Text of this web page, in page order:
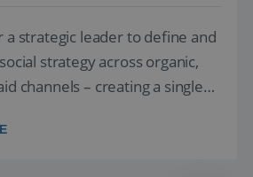
strategic leader to define and
strategy across organic,
channels – creating a single
be published until 18 August